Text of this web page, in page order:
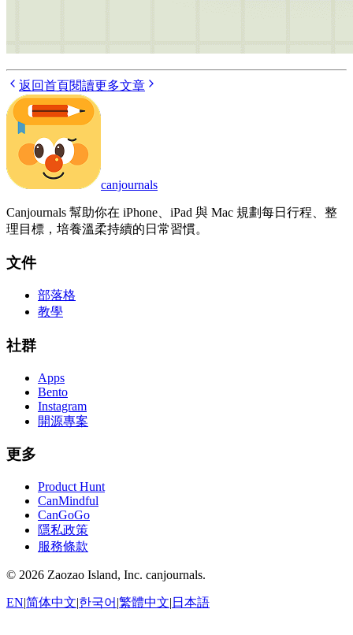
返回首頁閱讀更多文章
canjournals
Canjournals 幫助你在 iPhone、iPad 與 Mac 規劃每日行程、整
理目標，培養溫柔持續的日常習慣。
文件
部落格
教學
社群
Apps
Bento
Instagram
開源專案
更多
Product Hunt
CanMindful
CanGoGo
隱私政策
服務條款
© 2026 Zaozao Island, Inc. canjournals.
EN|简体中文|한국어 |繁體中文| 日本語